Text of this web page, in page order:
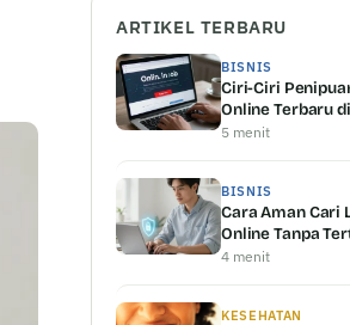
ARTIKEL TERBARU
BISNIS
Ciri-Ciri
Online Terbaru
5 menit
BISNIS
Cara Aman Cari
Online Tanpa
4 menit
KESEHATAN